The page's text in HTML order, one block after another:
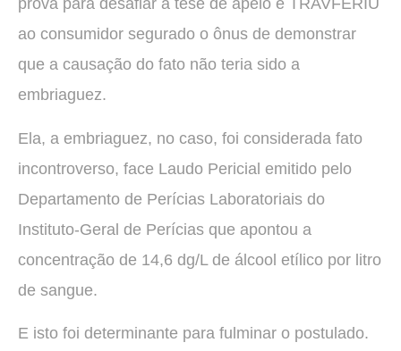
prova para desafiar a tese de apelo e TRAVFERIU
ao consumidor segurado o ônus de demonstrar
que a causação do fato não teria sido a
embriaguez.
Ela, a embriaguez, no caso, foi considerada fato
incontroverso, face Laudo Pericial emitido pelo
Departamento de Perícias Laboratoriais do
Instituto-Geral de Perícias que apontou a
concentração de 14,6 dg/L de álcool etílico por litro
de sangue.
E isto foi determinante para fulminar o postulado.